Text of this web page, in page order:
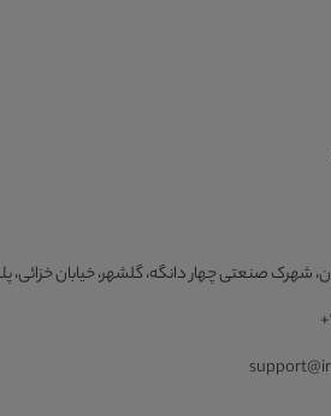
صنعتی چهار دانگه، گلشهر، خیابان خزائی، پلاک 7، مجتمع صنعتی